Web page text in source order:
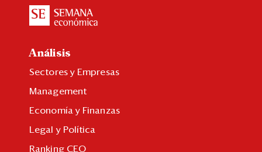
Análisis
Sectores y Empresas
Management
Economía y Finanzas
Legal y Política
Ranking CEO